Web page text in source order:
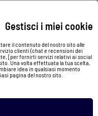
Gestisci i miei cookie
il contenuto del nostro sito alle
clienti (chat e recensioni dei
[per fornirti servizi relativi ai social
Una volta effettuata la tua scelta,
idea in qualsiasi momento
pagina del nostro sito.